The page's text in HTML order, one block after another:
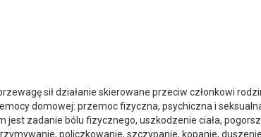
sił działanie skierowane przeciw członkowi
domowej: przemoc fizyczna, psychiczna i
jest zadanie bólu fizycznego, uszkodzenie ciała,
policzkowanie, szczypanie, kopanie,